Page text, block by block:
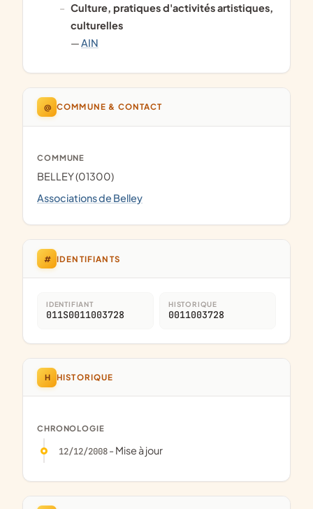
culture, pratiques d'activités artistiques,
culturelles
—AIN
@ COMMUNE & CONTACT
COMMUNE
BELLEY (01300)
Associations de Belley
# IDENTIFIANTS
IDENTIFIANT
011S0011003728
HISTORIQUE
0011003728
H HISTORIQUE
CHRONOLOGIE
12/12/2008- Mise à jour